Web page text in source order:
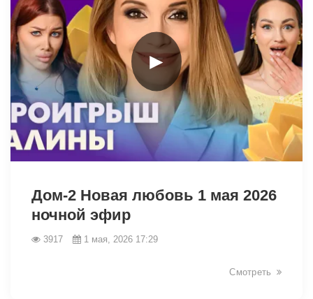
►
Дом-2 Новая любовь 1 мая 2026
ночной эфир
3917 1 мая, 2026 17:29
Смотреть